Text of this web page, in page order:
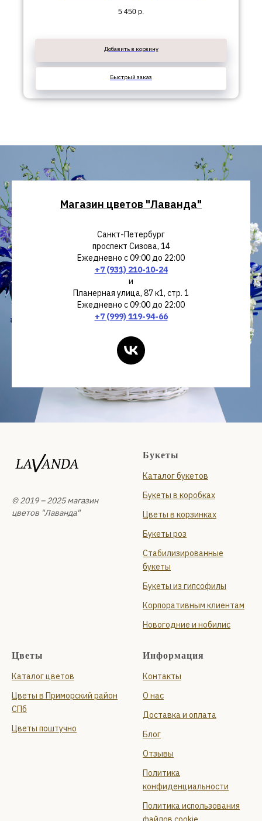
5 450 р.
Добавить в корзину
Быстрый заказ
Магазин цветов "Лаванда"
Санкт-Петербург
проспект Сизова, 14
Ежедневно с 09:00 до 22:00
+7 (931) 210-10-24
и
Планерная улица, 87 к1, стр. 1
Ежедневно с 09:00 до 22:00
+7 (999) 119-94-66
© 2019 – 2025 магазин
цветов "Лаванда"
Букеты
Каталог букетов
Букеты в коробках
Цветы в корзинках
Букеты роз
Стабилизированные
букеты
Букеты из гипсофилы
Корпоративным клиентам
Новогодние и нобилис
Цветы
Каталог цветов
Цветы в Приморский район
СПб
Цветы поштучно
Информация
Контакты
О нас
Доставка и оплата
Блог
Отзывы
Политика
конфиденциальности
Политика использования